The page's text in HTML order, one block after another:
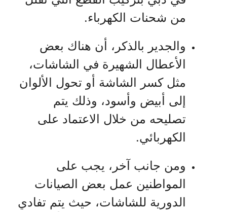
من شحنات الكهرباء.
والجدير بالذكر، أن هناك بعض
الأعطال الشهيرة في الشاشات،
مثل كسر الشاشة أو تحول الألوان
إلى أبيض وأسود، وذلك يتم
تصليحه من خلال الاعتماد على
الكهربائي.
ومن جانب آخر، يجب على
المواطنين عمل بعض الصيانات
الدورية للشاشات، حيث يتم تفادي